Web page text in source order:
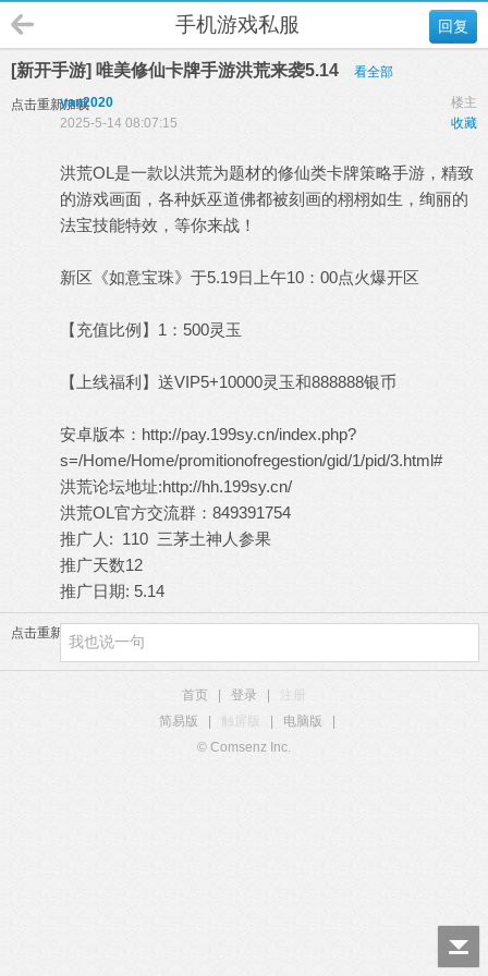
回复
手机游戏私服
[新开手游] 唯美修仙卡牌手游洪荒来袭5.14 看全部
点击重新加载 楼主
yan2020
收藏
2025-5-14 08:07:15
洪荒OL是一款以洪荒为题材的修仙类卡牌策略手游，精致
的游戏画面，各种妖巫道佛都被刻画的栩栩如生，绚丽的
法宝技能特效，等你来战！
新区《如意宝珠》于5.19日上午10：00点火爆开区
【充值比例】1：500灵玉
【上线福利】送VIP5+10000灵玉和888888银币
安卓版本：http://pay.199sy.cn/index.php?
s=/Home/Home/promitionofregestion/gid/1/pid/3.html#
洪荒论坛地址:http://hh.199sy.cn/
洪荒OL官方交流群：849391754
推广人: 110 三茅土神人参果
推广天数12
推广日期: 5.14
点击重新加载
首页 登录
注册
简易版
触屏版 电脑版
© Comsenz Inc.